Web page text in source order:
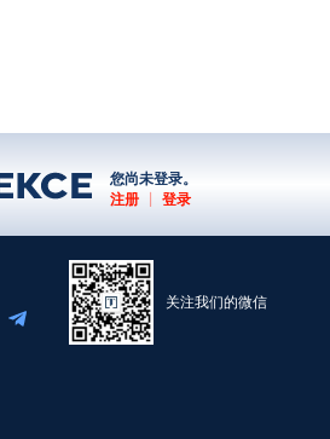
您尚未登录。
注册 | 登录
关注我们的微信